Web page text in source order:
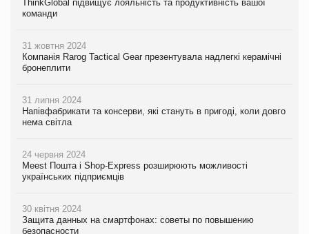
ThinkGlobal підвищує лояльність та продуктивність вашої
команди
31 жовтня 2024
Компанія Rarog Tactical Gear презентувала надлегкі керамічні
бронеплити
31 липня 2024
Напівфабрикати та консерви, які стануть в пригоді, коли довго
нема світла
24 червня 2024
Meest Пошта і Shop-Express розширюють можливості
українських підприємців
30 квітня 2024
Защита данных на смартфонах: советы по повышению
безопасности